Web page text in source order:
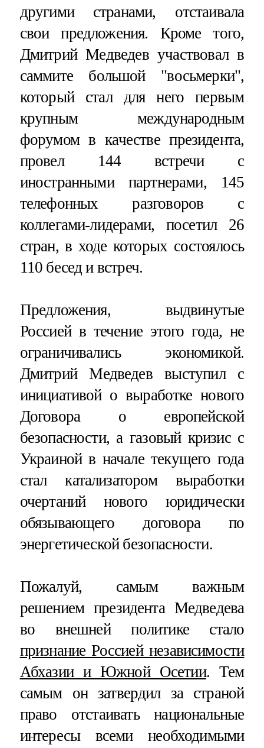
другими странами, отстаивала
свои предложения. Кроме того,
Дмитрий Медведев участвовал в
саммите большой "восьмерки",
который стал для него первым
крупным международным
форумом в качестве президента,
провел 144 встречи с
иностранными партнерами, 145
телефонных разговоров с
коллегами-лидерами, посетил 26
стран, в ходе которых состоялось
110 бесед и встреч.
Предложения, выдвинутые
Россией в течение этого года, не
ограничивались экономикой.
Дмитрий Медведев выступил с
инициативой о выработке нового
Договора о европейской
безопасности, а газовый кризис с
Украиной в начале текущего года
стал катализатором выработки
очертаний нового юридически
обязывающего договора по
энергетической безопасности.
Пожалуй, самым важным
решением президента Медведева
во внешней политике стало
признание Россией независимости
Абхазии и Южной Осетии. Тем
самым он затвердил за страной
право отстаивать национальные
интересы всеми необходимыми